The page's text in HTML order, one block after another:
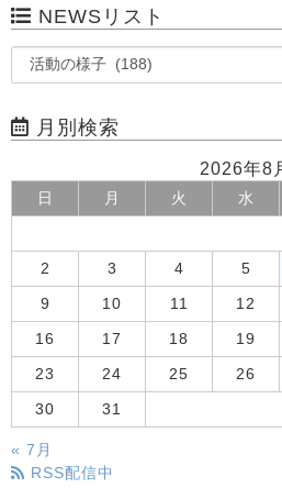
NEWSリスト
月別検索
2026年8
日 月 火 水
2 3 4 5
9 10 11 12
16 17 18 19
23 24 25 26
30 31
« 7月
RSS配信中